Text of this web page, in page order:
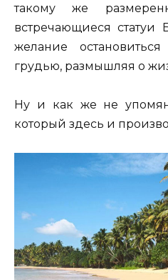
такому же
встречающиеся
желание
грудью, размышляя о
Ну и как же не
который здесь и